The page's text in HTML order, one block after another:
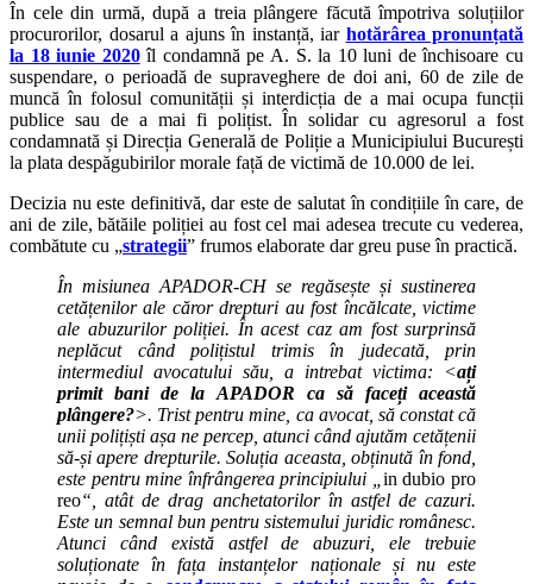
În cele din urmă, după a treia plângere făcută împotriva soluțiilor
procurorilor, dosarul a ajuns în instanță, iar hotărârea pronunțată
la 18 iunie 2020îl condamnă pe A. S. la 10 luni de închisoare cu
suspendare, o perioadă de supraveghere de doi ani, 60 de zile de
muncă în folosul comunității și interdicția de a mai ocupa funcții
publice sau de a mai fi polițist. În solidar cu agresorul a fost
condamnată și Direcția Generală de Poliție a Municipiului București
la plata despăgubirilor morale față de victimă de 10.000 de lei.
Decizia nu este definitivă, dar este de salutat în condițiile în care, de
ani de zile, bătăile poliției au fost cel mai adesea trecute cu vederea,
combătute cu „strategii” frumos elaborate dar greu puse în practică.
În misiunea APADOR-CH se regăsește și sustinerea
cetățenilor ale căror drepturi au fost încălcate, victime
ale abuzurilor poliției. În acest caz am fost surprinsă
neplăcut când polițistul trimis în judecată, prin
intermediul avocatului său, a intrebat victima: <ați
primit bani de la APADOR ca să faceți această
plângere?>. Trist pentru mine, ca avocat, să constat că
unii polițiști așa ne percep, atunci când ajutăm cetățenii
să-și apere drepturile. Soluția aceasta, obținută în fond,
este pentru mine înfrângerea principiului „ in dubio pro
reo“, atât de drag anchetatorilor în astfel de cazuri.
Este un semnal bun pentru sistemului juridic românesc.
Atunci când există astfel de abuzuri, ele trebuie
soluționate în fața instanțelor naționale și nu este